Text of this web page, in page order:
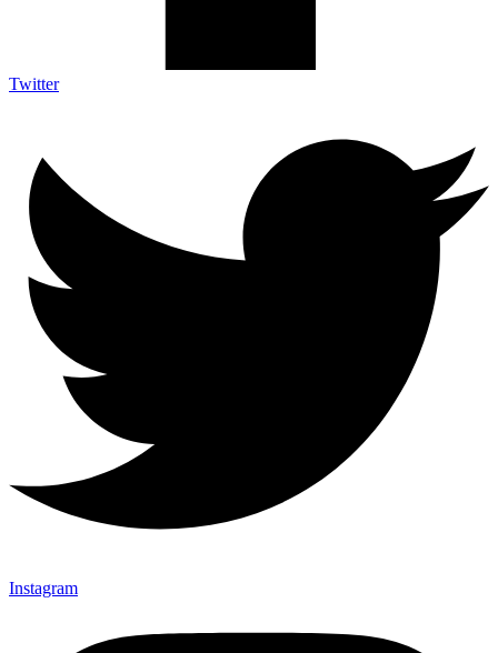
Twitter
Instagram